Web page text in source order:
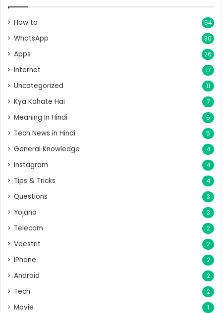
How to 54
WhatsApp 30
Apps 26
Internet 17
Uncategorized 11
Kya Kahate Hai 7
Meaning In Hindi 6
Tech News in Hindi 5
General Knowledge 4
Instagram 4
Tips & Tricks 4
Questions 3
Yojana 3
Telecom 2
Veestrit 2
iPhone 2
Android 2
Tech 2
Movie 1